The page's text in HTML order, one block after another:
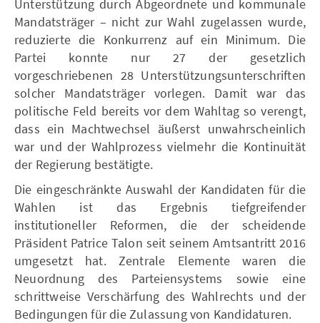
Unterstützung durch Abgeordnete und kommunale
Mandatsträger – nicht zur Wahl zugelassen wurde,
reduzierte die Konkurrenz auf ein Minimum. Die
Partei konnte nur 27 der gesetzlich
vorgeschriebenen 28 Unterstützungsunterschriften
solcher Mandatsträger vorlegen. Damit war das
politische Feld bereits vor dem Wahltag so verengt,
dass ein Machtwechsel äußerst unwahrscheinlich
war und der Wahlprozess vielmehr die Kontinuität
der Regierung bestätigte.
Die eingeschränkte Auswahl der Kandidaten für die
Wahlen ist das Ergebnis tiefgreifender
institutioneller Reformen, die der scheidende
Präsident Patrice Talon seit seinem Amtsantritt 2016
umgesetzt hat. Zentrale Elemente waren die
Neuordnung des Parteiensystems sowie eine
schrittweise Verschärfung des Wahlrechts und der
Bedingungen für die Zulassung von Kandidaturen.